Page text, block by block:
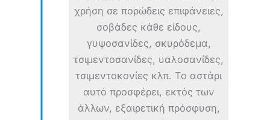
χρήση σε πορώδεις επιφάνειες,
σοβάδες κάθε είδους,
γυψοσανίδες, σκυρόδεμα,
τσιμεντοσανίδες, υαλοσανίδες,
τσιμεντοκονίες κλπ. Το αστάρι
αυτό προσφέρει, εκτός των
άλλων, εξαιρετική πρόσφυση,